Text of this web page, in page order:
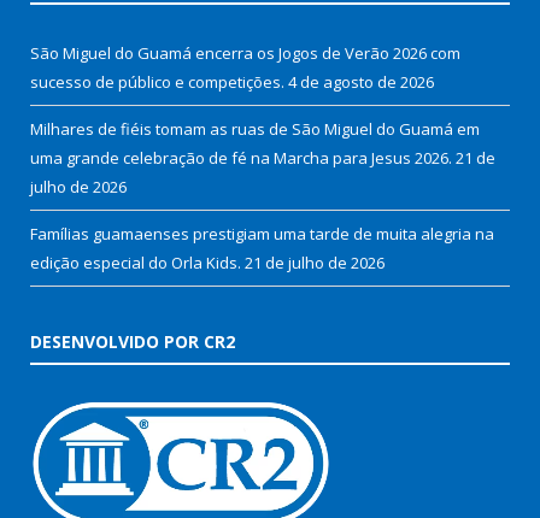
São Miguel do Guamá encerra os Jogos de Verão 2026 com
sucesso de público e competições. 4 de agosto de 2026
Milhares de fiéis tomam as ruas de São Miguel do Guamá em
uma grande celebração de fé na Marcha para Jesus 2026. 21 de
julho de 2026
Famílias guamaenses prestigiam uma tarde de muita alegria na
edição especial do Orla Kids. 21 de julho de 2026
DESENVOLVIDO POR CR2